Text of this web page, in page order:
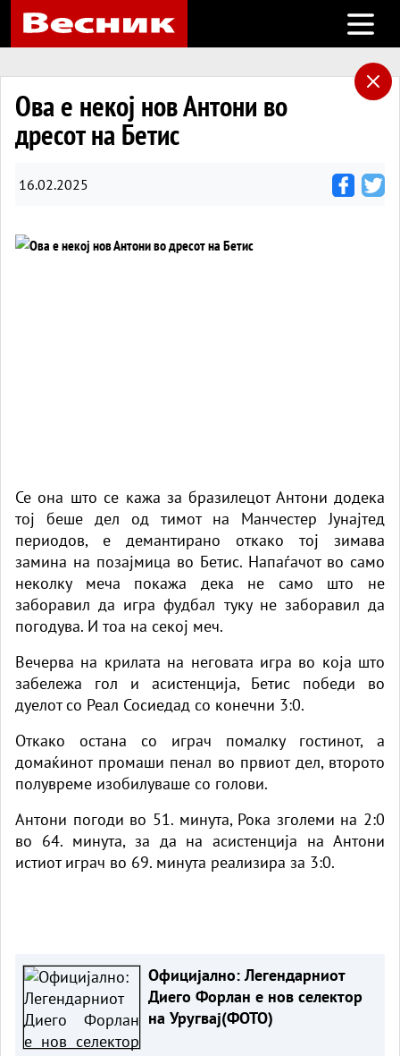
Open
Ова е некој нов Антони во
дресот на Бетис
16.02.2025
Се она што се кажа за бразилецот Антони додека
тој беше дел од тимот на Манчестер Јунајтед
периодов, е демантирано откако тој зимава
замина на позајмица во Бетис. Напаѓачот во само
неколку меча покажа дека не само што не
заборавил да игра фудбал туку не заборавил да
погодува. И тоа на секој меч.
Вечерва на крилата на неговата игра во која што
забележа гол и асистенција, Бетис победи во
дуелот со Реал Сосиедад со конечни 3:0.
Откако остана со играч помалку гостинот, а
домаќинот промаши пенал во првиот дел, второто
полувреме изобилуваше со голови.
Антони погоди во 51. минута, Рока зголеми на 2:0
во 64. минута, за да на асистенција на Антони
истиот играч во 69. минута реализира за 3:0.
Официјално: Легендарниот
Диего Форлан е нов селектор
на Уругвај(ФОТО)